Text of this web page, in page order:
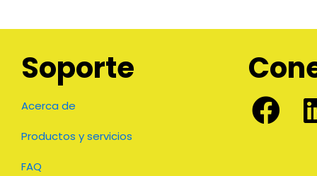
Soporte
Acerca de
Productos y servicios
FAQ